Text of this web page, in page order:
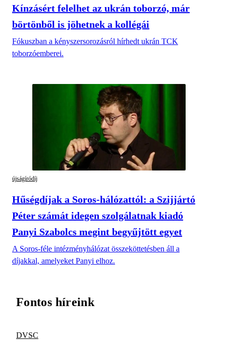
Kínzásért felelhet az ukrán toborzó, már
börtönből is jöhetnek a kollégái
Fókuszban a kényszersorozásról hírhedt ukrán TCK
toborzóemberei.
újságíródíj
Hűségdíjak a Soros-hálózattól: a Szijjártó
Péter számát idegen szolgálatnak kiadó
Panyi Szabolcs megint begyűjtött egyet
A Soros-féle intézményhálózat összeköttetésben áll a
díjakkal, amelyeket Panyi elhoz.
Fontos híreink
DVSC